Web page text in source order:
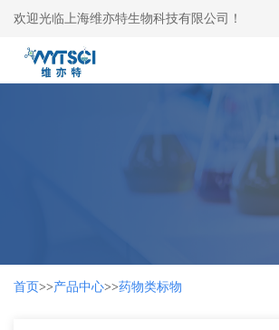
欢迎光临上海维亦特生物科技有限公司！
首页>>产品中心>>药物类标物